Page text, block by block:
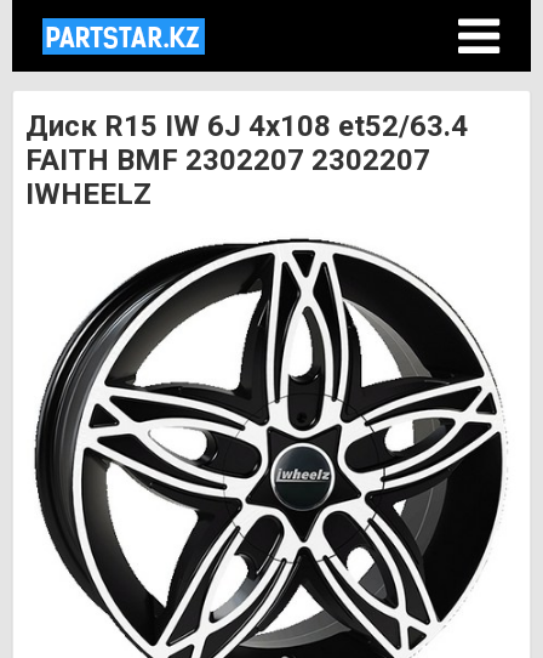
Диск R15 IW 6J 4х108 et52/63.4
FAITH BMF 2302207 2302207
IWHEELZ